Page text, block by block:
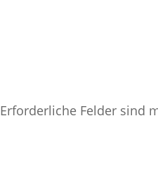
Erforderliche Felder sind